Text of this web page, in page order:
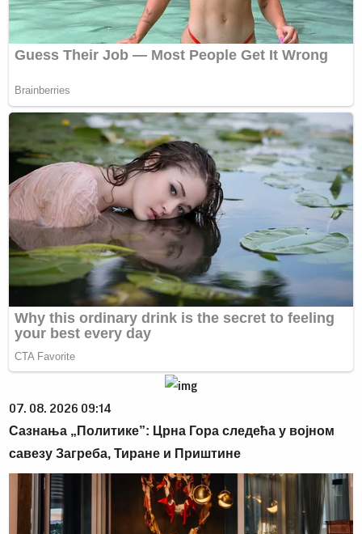
07. 08. 2026 09:14
Сазнања „Политике”: Црна Гора следећа у војном
савезу Загреба, Тиране и Приштине